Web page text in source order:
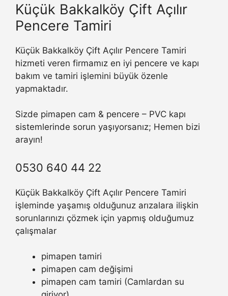
Küçük Bakkalköy Çift Açılır
Pencere Tamiri
Küçük Bakkalköy Çift Açılır Pencere Tamiri
hizmeti veren firmamız en iyi pencere ve kapı
bakım ve tamiri işlemini büyük özenle
yapmaktadır.
Sizde pimapen cam & pencere – PVC kapı
sistemlerinde sorun yaşıyorsanız; Hemen bizi
arayın!
0530 640 44 22
Küçük Bakkalköy Çift Açılır Pencere Tamiri
işleminde yaşamış olduğunuz arızalara ilişkin
sorunlarınızı çözmek için yapmış olduğumuz
çalışmalar
pimapen tamiri
pimapen cam değişimi
pimapen cam tamiri (Camlardan su